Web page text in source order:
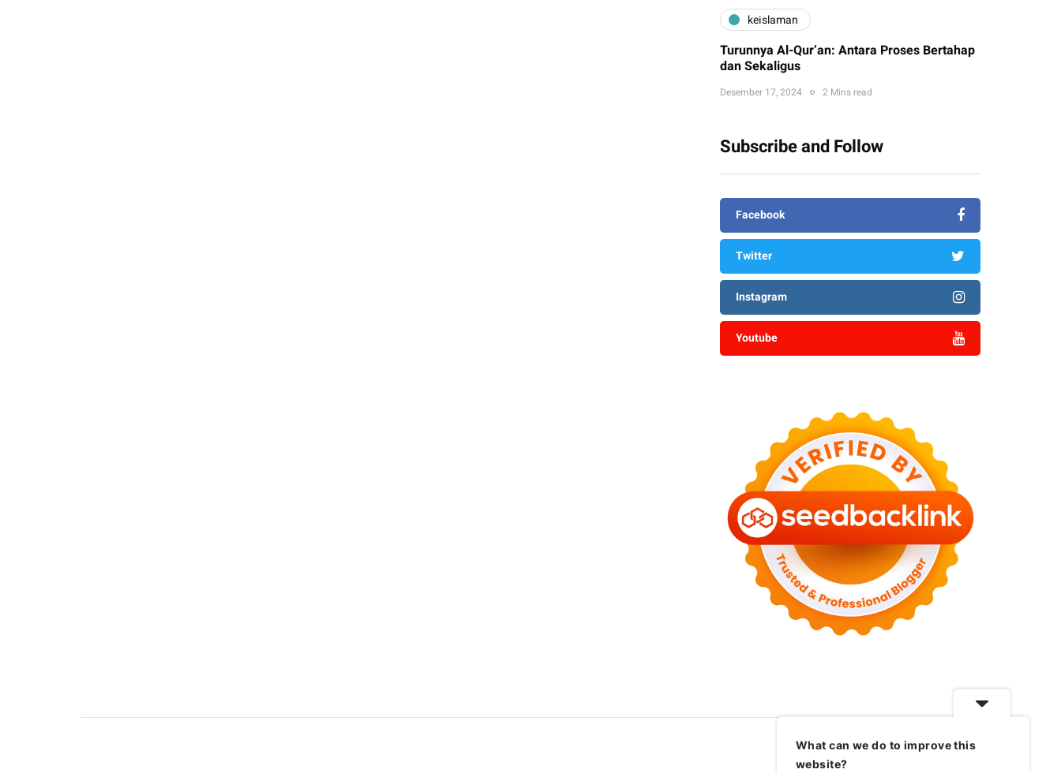
keislaman
Turunnya Al-Qur’an: Antara Proses Bertahap
dan Sekaligus
Desember 17, 2024 2 Mins read
Subscribe and Follow
Facebook
Twitter
Instagram
Youtube
What can we do to improve this
website?